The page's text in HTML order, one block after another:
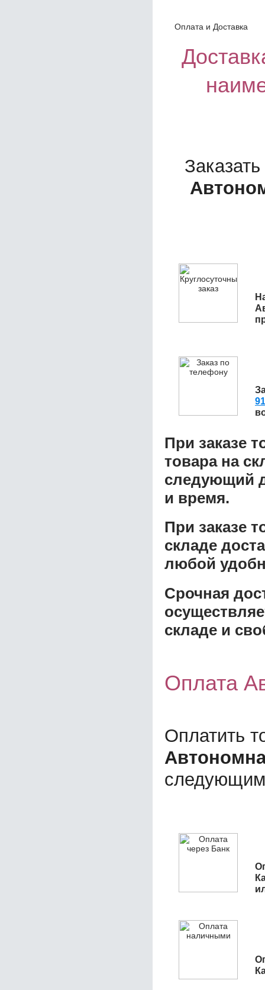
Оплата и Доставка
При заказе
товара на
следующий
и время.
При заказе
складе
любой
Срочная
складе и
Оплата
Оплатить